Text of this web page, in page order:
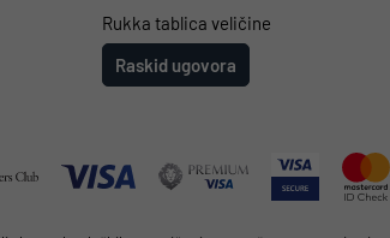
Rukka tablica veličine
Raskid ugovora